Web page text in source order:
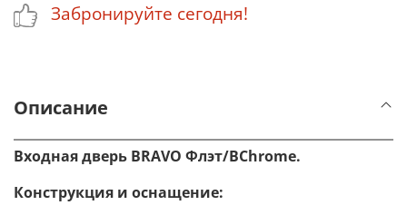
Забронируйте сегодня!
Описание
Входная дверь BRAVO Флэт/BChrome.
Конструкция и оснащение: